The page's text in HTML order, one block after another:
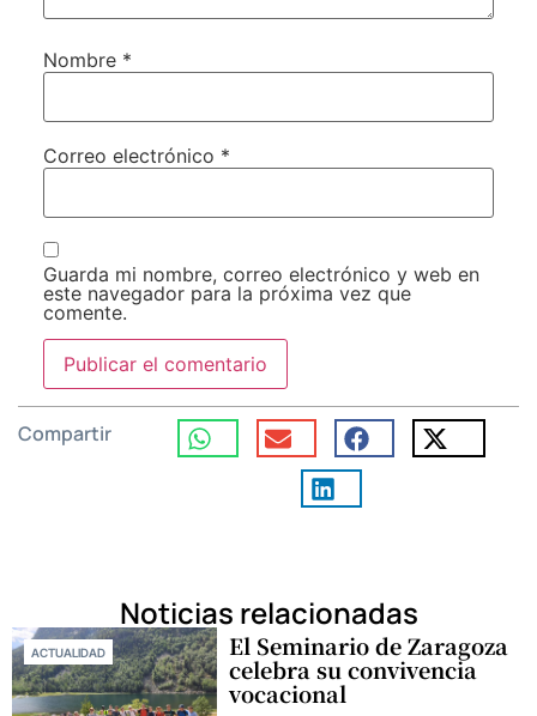
Nombre *
Correo electrónico *
Guarda mi nombre, correo electrónico y web en
este navegador para la próxima vez que
comente.
Compartir
Noticias relacionadas
ACTUALIDAD El Seminario de Zaragoza
celebra su convivencia
vocacional